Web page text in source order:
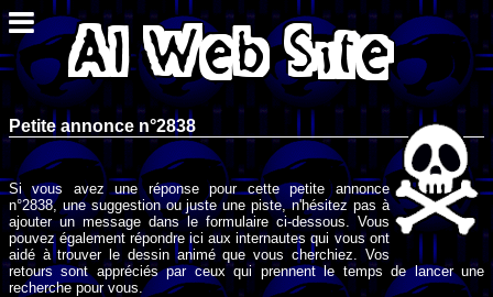
Petite annonce n°2838
Si vous avez une réponse pour cette petite annonce
n°2838, une suggestion ou juste une piste, n'hésitez pas à
ajouter un message dans le formulaire ci-dessous. Vous
pouvez également répondre ici aux internautes qui vous ont
aidé à trouver le dessin animé que vous cherchiez. Vos
retours sont appréciés par ceux qui prennent le temps de lancer une
recherche pour vous.